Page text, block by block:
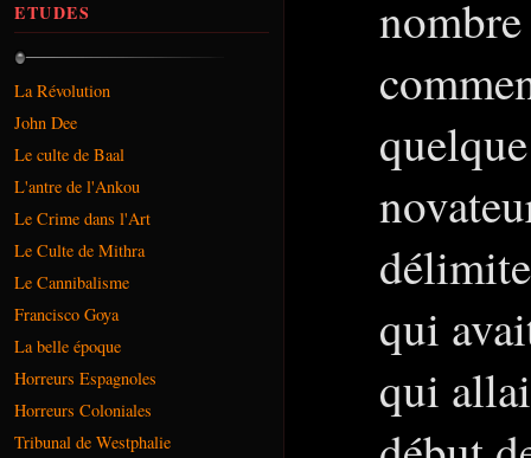
ETUDES
La Révolution
John Dee
Le culte de Baal
L'antre de l'Ankou
Le Crime dans l'Art
Le Culte de Mithra
Le Cannibalisme
Francisco Goya
La belle époque
Horreurs Espagnoles
Horreurs Coloniales
Tribunal de Westphalie
qui
qui